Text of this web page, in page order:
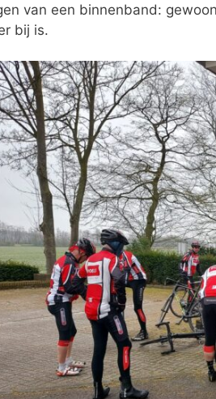
van een binnenband:
bij is.